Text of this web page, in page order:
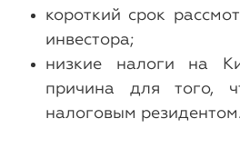
короткий срок
инвестора;
низкие налоги на
причина для того,
налоговым